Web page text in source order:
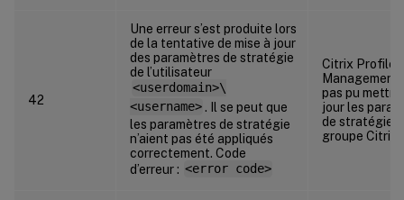
42
Une erreur s’est produite lors
de la tentative de mise à jour
des paramètres de stratégie
de l’utilisateur
<userdomain>\
<username>. Il se peut que
les paramètres de stratégie
n’aient pas été appliqués
correctement. Code
d’erreur : <error code>
Citrix Profile
Management
pas pu mettre
jour les
de stratégie
groupe Citrix.